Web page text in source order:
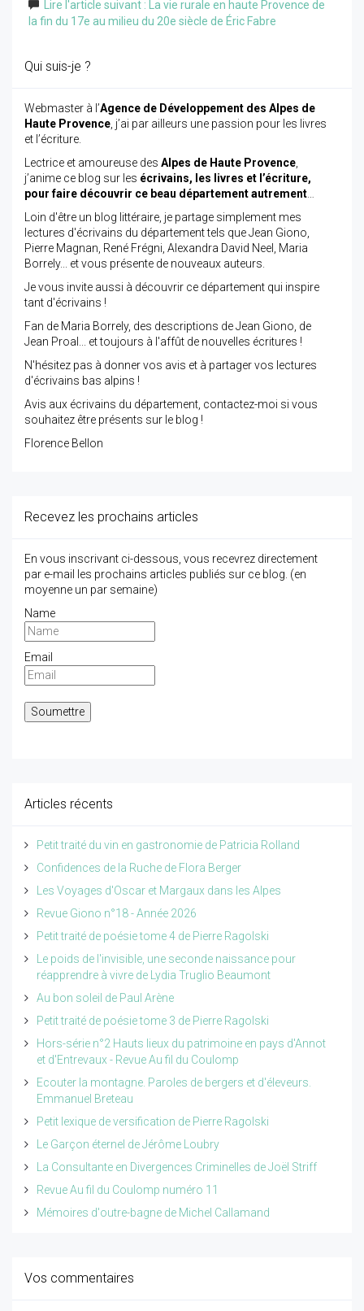
Lire l'article suivant : La vie rurale en haute Provence de
la fin du 17e au milieu du 20e siècle de Éric Fabre
Qui suis-je ?
Webmaster à l’Agence de Développement des Alpes de
Haute Provence , j’ai par ailleurs une passion pour les livres
et l’écriture.
Lectrice et amoureuse des Alpes de Haute Provence
j’anime ce blog sur les écrivains, les livres et l’écriture,
pour faire découvrir ce beau département autrement
Loin d'être un blog littéraire, je partage simplement mes
lectures d'écrivains du département tels que Jean Giono,
Pierre Magnan, René Frégni, Alexandra David Neel, Maria
Borrely... et vous présente de nouveaux auteurs.
Je vous invite aussi à découvrir ce département qui inspire
tant d'écrivains !
Fan de Maria Borrely, des descriptions de Jean Giono, de
Jean Proal... et toujours à l'affût de nouvelles écritures !
N'hésitez pas à donner vos avis et à partager vos lectures
d'écrivains bas alpins !
Avis aux écrivains du département, contactez-moi si vous
souhaitez être présents sur le blog !
Florence Bellon
Recevez les prochains articles
En vous inscrivant ci-dessous, vous recevrez directement
par e-mail les prochains articles publiés sur ce blog. (en
moyenne un par semaine)
Name
Email
Articles récents
Petit traité du vin en gastronomie de Patricia Rolland
Confidences de la Ruche de Flora Berger
Les Voyages d'Oscar et Margaux dans les Alpes
Revue Giono n°18 - Année 2026
Petit traité de poésie tome 4 de Pierre Ragolski
Le poids de l'invisible, une seconde naissance pour
réapprendre à vivre de Lydia Truglio Beaumont
Au bon soleil de Paul Arène
Petit traité de poésie tome 3 de Pierre Ragolski
Hors-série n°2 Hauts lieux du patrimoine en pays d'Annot
et d'Entrevaux - Revue Au fil du Coulomp
Ecouter la montagne. Paroles de bergers et d'éleveurs.
Emmanuel Breteau
Petit lexique de versification de Pierre Ragolski
Le Garçon éternel de Jérôme Loubry
La Consultante en Divergences Criminelles de Joël Striff
Revue Au fil du Coulomp numéro 11
Mémoires d'outre-bagne de Michel Callamand
Vos commentaires